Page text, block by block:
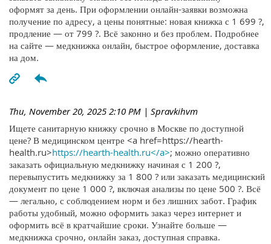
оформят за день. При оформлении онлайн-заявки возможна
получение по адресу, а цены понятные: новая книжка с 1 699 ?,
продление — от 799 ?. Всё законно и без проблем. Подробнее
на сайте — медкнижка онлайн, быстрое оформление, доставка
на дом.
Thu, November 20, 2025 2:10 PM | Spravkihvm
Ищете санитарную книжку срочно в Москве по доступной
цене? В медицинском центре <a href=https://hearth-
health.ru>https://hearth-health.ru</a>; можно оперативно
заказать официальную медкнижку начиная с 1 200 ?,
перевыпустить медкнижку за 1 800 ? или заказать медицинский
документ по цене 1 000 ?, включая анализы по цене 500 ?. Всё
— легально, с соблюдением норм и без лишних забот. График
работы удобный, можно оформить заказ через интернет и
оформить всё в кратчайшие сроки. Узнайте больше —
медкнижка срочно, онлайн заказ, доступная справка.